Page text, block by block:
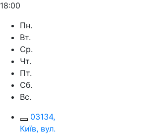
18:00
Пн.
Вт.
Ср.
Чт.
Пт.
Сб.
Вс.
03134,
Київ, вул.